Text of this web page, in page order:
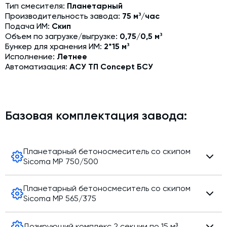
Модернизация и техническое перевооружение
производств
Зимний комплект. Изготовление и монтаж
Срочная техпомощь. Онлайн-обследование и ремонт
завода
Подбор и поставка комплектующих под любой завод
Технический аудит бетонных заводов и производств
зданий и сооружений
Тип смесителя: Планетарный
Производительность завода: 75 м³/час
Подача ИМ: Скип
Объем по загрузке/выгрузке: 0,75/0,5 м³
Бункер для хранения ИМ: 2*15 м³
Исполнение: Летнее
Автоматизация: АСУ ТП Concept БСУ
Базовая комплектация завода:
Планетарный бетоносмеситель со скипом
Sicoma MP 750/500
Тип смесителя: Планетарный
Объем по загрузке/выгрузке:0,75/0,5 м³
Мощность двигателя:
Диаметр:1820 мм
Производитель: SICOMA
Планетарный бетоносмеситель со скипом
Sicoma MP 565/375
Тип смесителя: